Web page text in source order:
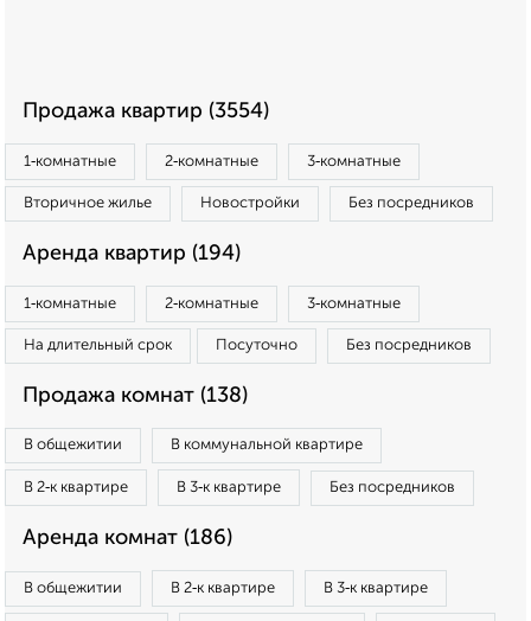
Продажа квартир (3554)
1‑комнатные 2‑комнатные 3‑комнатные
Вторичное жилье Новостройки Без посредников
Аренда квартир (194)
1‑комнатные 2‑комнатные 3‑комнатные
На длительный срок Посуточно Без посредников
Продажа комнат (138)
В общежитии В коммунальной квартире
В 2‑к квартире В 3‑к квартире Без посредников
Аренда комнат (186)
В общежитии В 2‑к квартире В 3‑к квартире